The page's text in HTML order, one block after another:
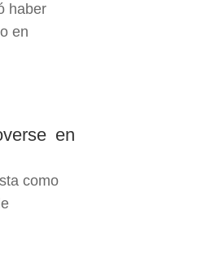
haber
en
en
como